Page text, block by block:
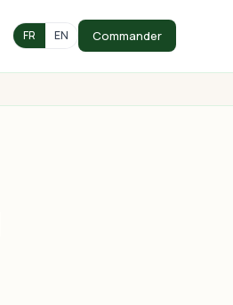
FR EN Commander